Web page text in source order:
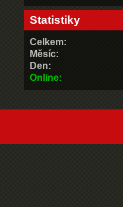
Statistiky
Online:
Celkem:
Měsíc:
Den: